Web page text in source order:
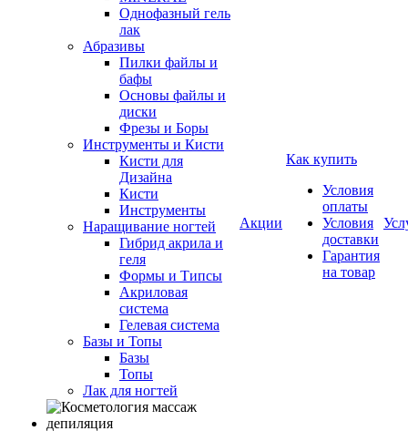
Однофазный гель
лак
Абразивы
Пилки файлы и
бафы
Основы файлы и
диски
Фрезы и Боры
Инструменты и Кисти
Кисти для
Дизайна
Кисти
Инструменты
Наращивание ногтей
Гибрид акрила и
геля
Формы и Типсы
Акриловая
система
Гелевая система
Базы и Топы
Базы
Топы
Лак для ногтей
Акции
Как купить
Условия
оплаты
Условия
доставки
Гарантия
на товар